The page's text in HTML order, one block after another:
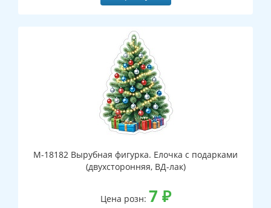
М-18182 Вырубная фигурка. Елочка с подарками
(двухсторонняя, ВД-лак)
Цена розн: 7 ₽